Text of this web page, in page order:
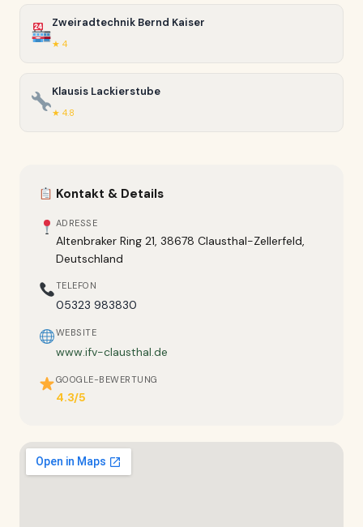
Zweiradtechnik Bernd Kaiser
★ 4
Klausis Lackierstube
★ 4.8
Kontakt & Details
ADRESSE
Altenbraker Ring 21, 38678 Clausthal-Zellerfeld,
Deutschland
TELEFON
05323 983830
WEBSITE
www.ifv-clausthal.de
GOOGLE-BEWERTUNG
4.3/5